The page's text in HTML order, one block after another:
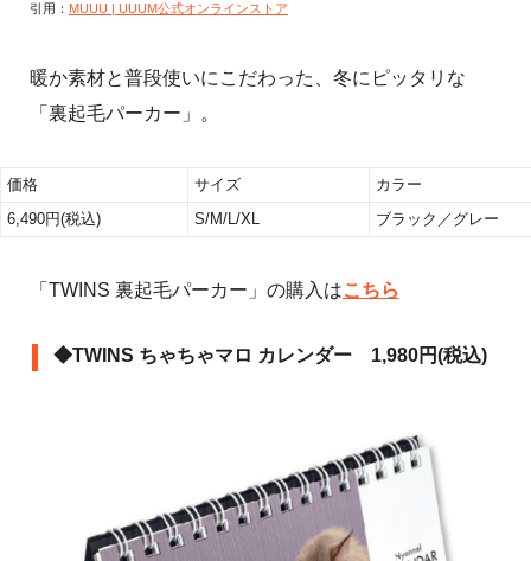
引用： MUUU | UUUM公式オンラインストア
暖か素材と普段使いにこだわった、冬にピッタリな
「裏起毛パーカー」。
価格 サイズ
カラー
6,490円(税込)
S/M/L/XL ブラック／グレー
「TWINS 裏起毛パーカー」の購入はこちら
◆TWINS ちゃちゃマロ カレンダー 1,980円(税込)